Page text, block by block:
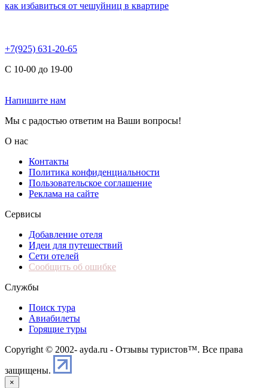
как избавиться от чешуйниц в квартире
+7(925) 631-20-65
С 10-00 до 19-00
Напишите нам
Мы с радостью ответим на Ваши вопросы!
О нас
Контакты
Политика конфиденциальности
Пользовательское соглашение
Реклама на сайте
Сервисы
Добавление отеля
Идеи для путешествий
Сети отелей
Сообщить об ошибке
Службы
Поиск тура
Авиабилеты
Горящие туры
Copyright © 2002- ayda.ru - Отзывы туристов™. Все права
защищены.
×